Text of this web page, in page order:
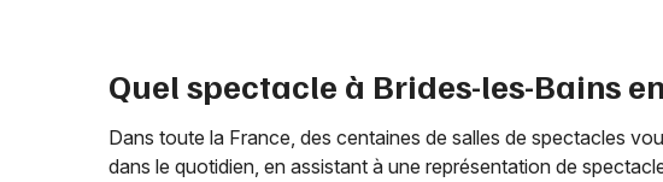
Quel spectacle à Brides-les-Bains
Dans toute la France, des centaines de salles de spectacles
dans le quotidien, en assistant à une représentation de